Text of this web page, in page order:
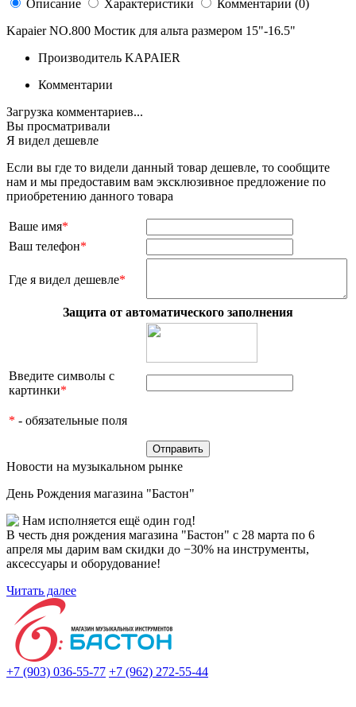
Описание Характеристики
Комментарии (0)
Kapaier NO.800 Мостик для альта размером 15"-16.5"
Производитель KAPAIER
Комментарии
Загрузка комментариев...
Вы просматривали
Я видел дешевле
Если вы где то видели данный товар дешевле, то сообщите
нам и мы предоставим вам эксклюзивное предложение по
приобретению данного товара
Ваше имя*
Ваш телефон*
Где я видел дешевле*
Защита от автоматического заполнения
Введите символы с
картинки*
* - обязательные поля
Новости на музыкальном рынке
День Рождения магазина "Бастон"
Нам исполняется ещё один год!
В честь дня рождения магазина "Бастон" с 28 марта по 6
апреля мы дарим вам скидки до −30% на инструменты,
аксессуары и оборудование!
Читать далее
+7 (903) 036-55-77 +7 (962) 272-55-44